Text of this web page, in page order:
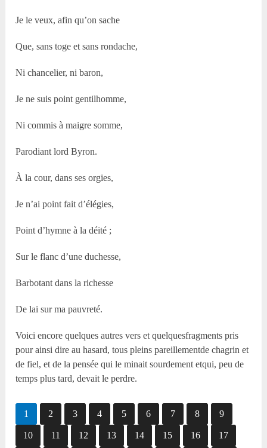
Je le veux, afin qu’on sache
Que, sans toge et sans rondache,
Ni chancelier, ni baron,
Je ne suis point gentilhomme,
Ni commis à maigre somme,
Parodiant lord Byron.
À la cour, dans ses orgies,
Je n’ai point fait d’élégies,
Point d’hymne à la déité ;
Sur le flanc d’une duchesse,
Barbotant dans la richesse
De lai sur ma pauvreté.
Voici encore quelques autres vers et quelquesfragments pris
pour ainsi dire au hasard, tous pleins pareillementde chagrin et
de fiel, et de la pensée qui le minait sourdement etqui, peu de
temps plus tard, devait le perdre.
1 2 3 4 5 6 7 8 9
10 11 12 13 14 15 16 17